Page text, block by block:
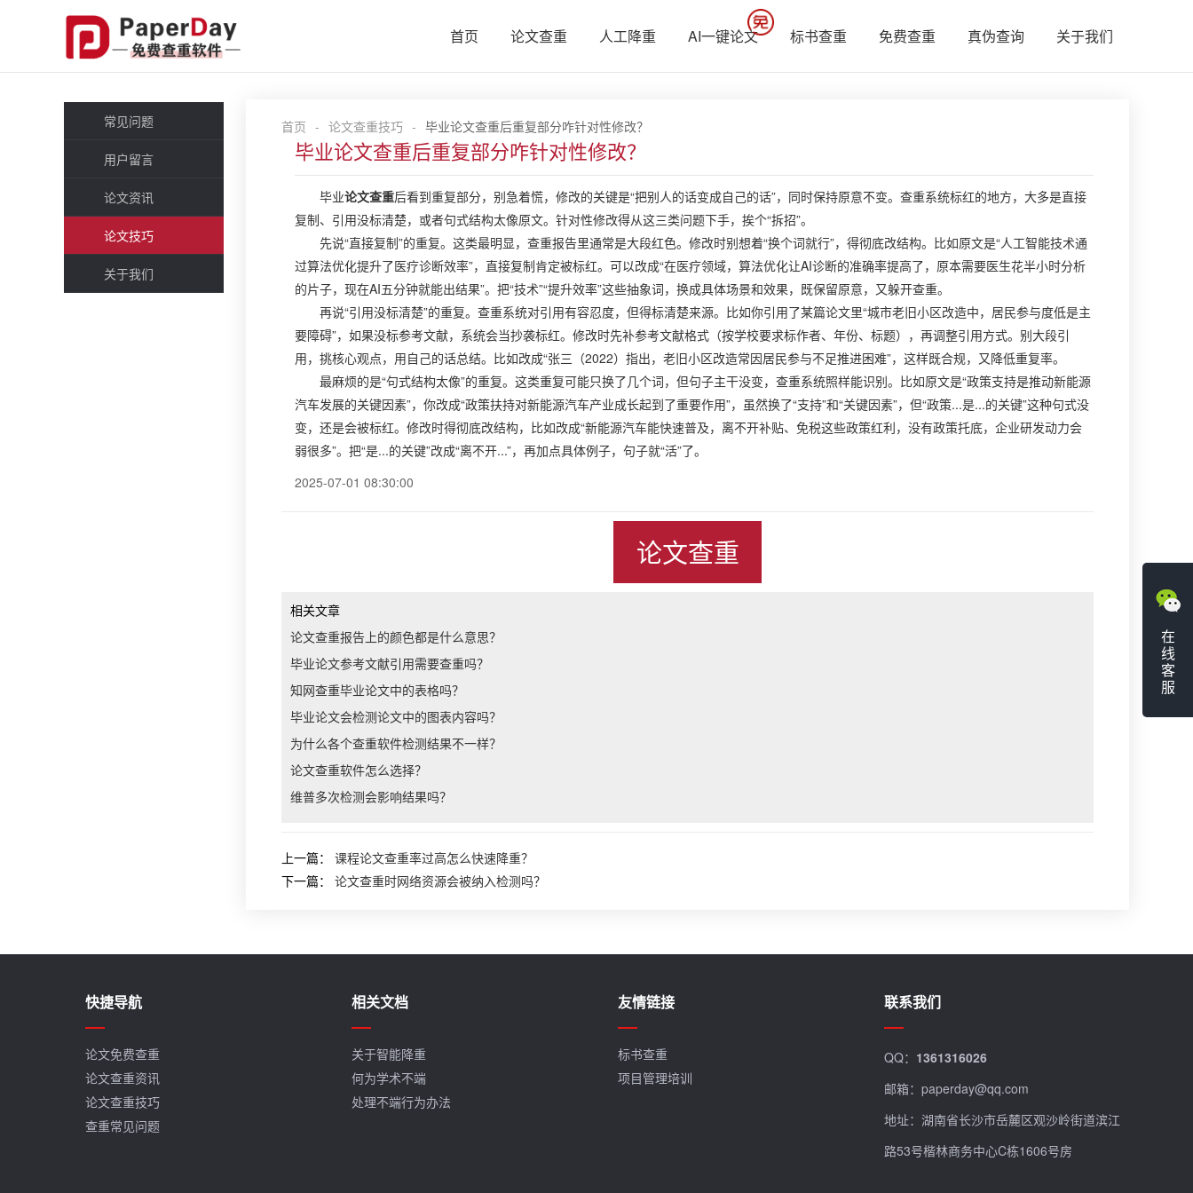
首页 论文查重 人工降重 AI一键论文 标书查重 免费查重 真伪查询 关于我们
常见问题
用户留言
论文资讯
论文技巧
关于我们
首页 - 论文查重技巧 - 毕业论文查重后重复部分咋针对性修改？
毕业论文查重后重复部分咋针对性修改？
毕业论文查重后看到重复部分，别急着慌，修改的关键是“把别人的话变成自己的话”，同时保持原意不变。查重系统标红的地方，大多是直接
复制、引用没标清楚，或者句式结构太像原文。针对性修改得从这三类问题下手，挨个“拆招”。
先说“直接复制”的重复。这类最明显，查重报告里通常是大段红色。修改时别想着“换个词就行”，得彻底改结构。比如原文是“人工智能技术通
过算法优化提升了医疗诊断效率”，直接复制肯定被标红。可以改成“在医疗领域，算法优化让AI诊断的准确率提高了，原本需要医生花半小时分析
的片子，现在AI五分钟就能出结果”。把“技术”“提升效率”这些抽象词，换成具体场景和效果，既保留原意，又躲开查重。
再说“引用没标清楚”的重复。查重系统对引用有容忍度，但得标清楚来源。比如你引用了某篇论文里“城市老旧小区改造中，居民参与度低是主
要障碍”，如果没标参考文献，系统会当抄袭标红。修改时先补参考文献格式（按学校要求标作者、年份、标题），再调整引用方式。别大段引
用，挑核心观点，用自己的话总结。比如改成“张三（2022）指出，老旧小区改造常因居民参与不足推进困难”，这样既合规，又降低重复率。
最麻烦的是“句式结构太像”的重复。这类重复可能只换了几个词，但句子主干没变，查重系统照样能识别。比如原文是“政策支持是推动新能源
汽车发展的关键因素”，你改成“政策扶持对新能源汽车产业成长起到了重要作用”，虽然换了“支持”和“关键因素”，但“政策...是...的关键”这种句式没
变，还是会被标红。修改时得彻底改结构，比如改成“新能源汽车能快速普及，离不开补贴、免税这些政策红利，没有政策托底，企业研发动力会
弱很多”。把“是...的关键”改成“离不开...”，再加点具体例子，句子就“活”了。
2025-07-01 08:30:00
论文查重
相关文章
论文查重报告上的颜色都是什么意思？
毕业论文参考文献引用需要查重吗？
知网查重毕业论文中的表格吗？
毕业论文会检测论文中的图表内容吗？
为什么各个查重软件检测结果不一样？
论文查重软件怎么选择？
维普多次检测会影响结果吗？
上一篇： 课程论文查重率过高怎么快速降重？
下一篇： 论文查重时网络资源会被纳入检测吗？
在
线
客
服
快捷导航
论文免费查重
论文查重资讯
论文查重技巧
查重常见问题
相关文档
关于智能降重
何为学术不端
处理不端行为办法
友情链接
标书查重
项目管理培训
联系我们
QQ： 1361316026
邮箱：paperday@qq.com
地址：湖南省长沙市岳麓区观沙岭街道滨江
路53号楷林商务中心C栋1606号房